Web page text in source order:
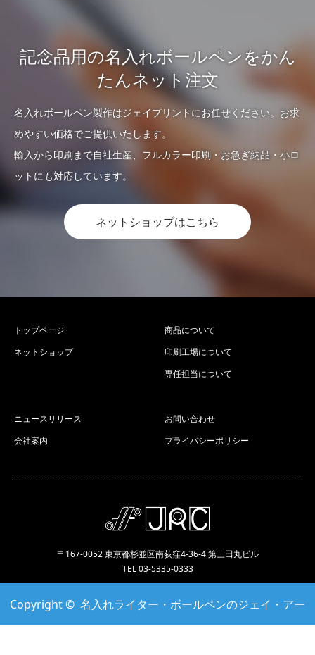
記念品用の名入れボールペンをかん
たんネット注文
名入れボールペン製作はジェイプリントにお任せください。お求
めやすい価格でご提供いたします。
輸入から印刷まで自社生産、フルカラー印刷・お急ぎ納品・小ロ
ットにも対応しています。
ネットショップはこちら
トップページ
ネットショップ
商品について
印刷工場について
専任担当について
ニュースリリース
会社案内
お問い合わせ
プライバシーポリシー
〒167-0052 東京都杉並区南荻窪4-36-4 第三田丸ビル
TEL 03-5335-0333
Copyright © 名入れライター・ボールペンのジェイ・アー